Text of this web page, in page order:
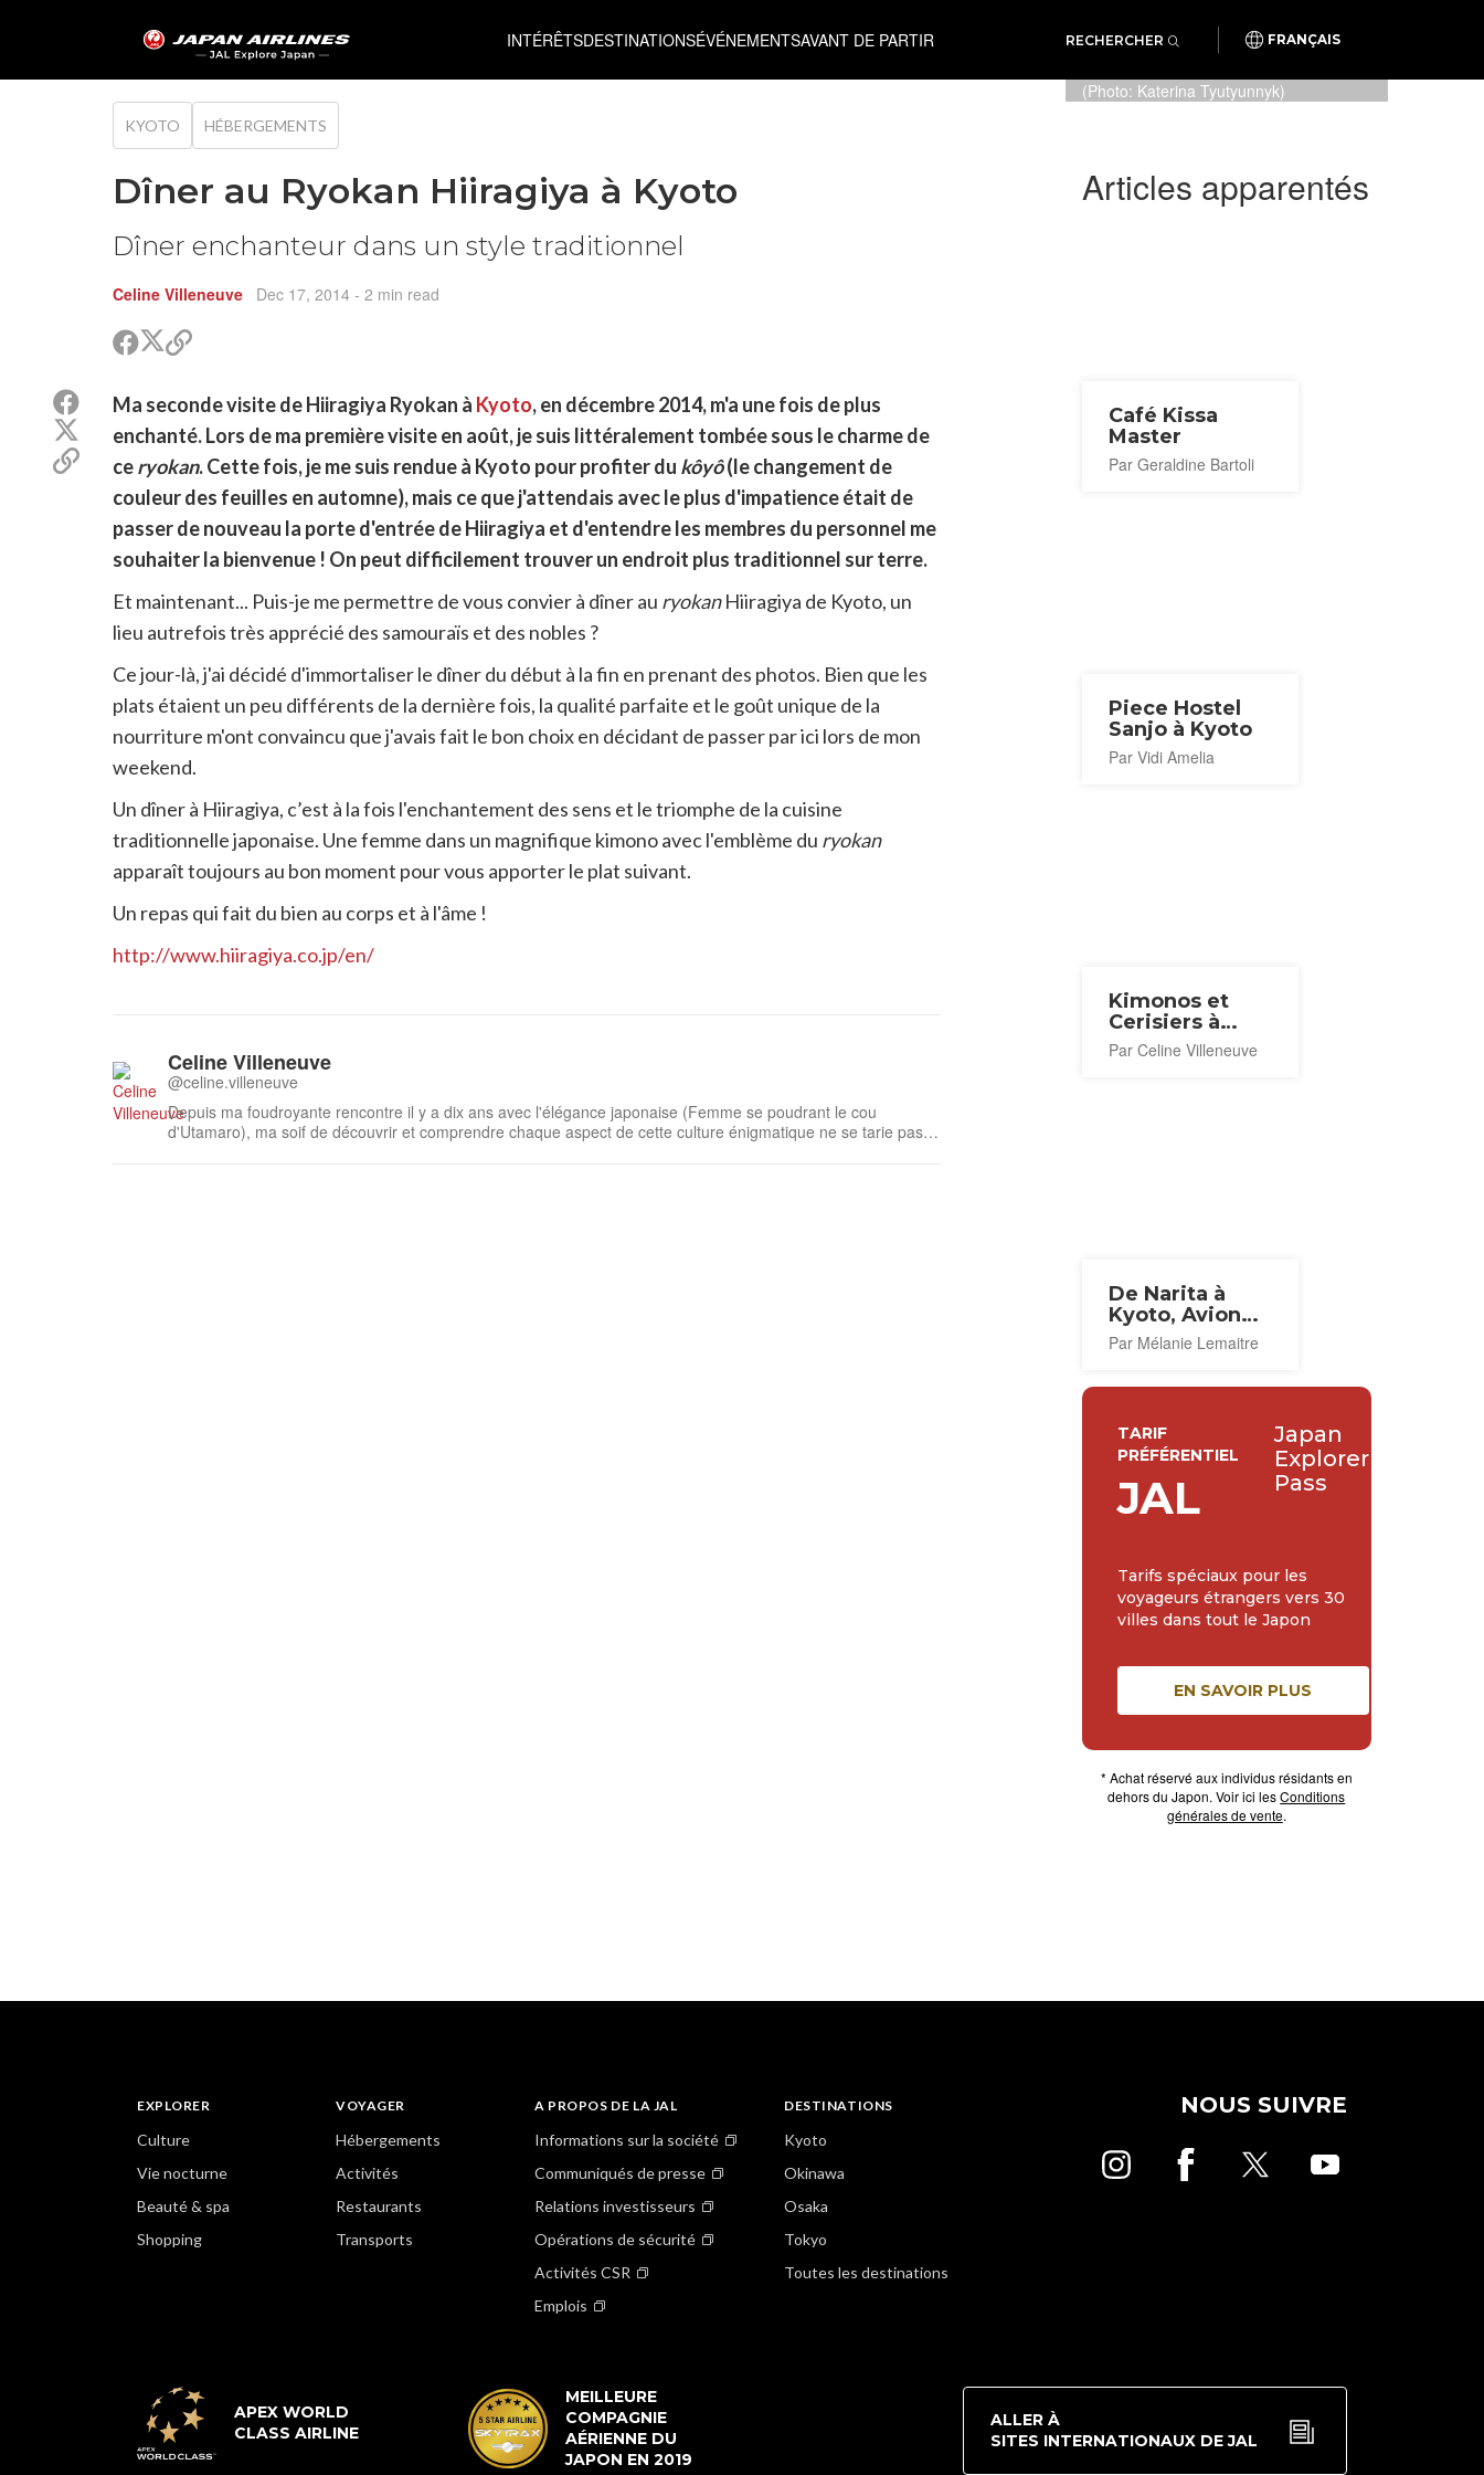
INTÉRÊTSDESTINATIONSÉVÉNEMENTSAVANT DE PARTIR RECHERCHER FRANÇAIS
De plus en plus de plats
(Photo: Katerina Tyutyunnyk)
KYOTO HÉBERGEMENTS
Dîner au Ryokan Hiiragiya à Kyoto
Dîner enchanteur dans un style traditionnel
Celine Villeneuve Dec 17, 2014 - 2 min read
PartagerPartager
sur
Copier
pour
partager
Partager
Facebook
Partager
sur
Twitter
Copier
partager
Ma seconde visite de Hiiragiya Ryokan à Kyoto, en décembre 2014, m'a une fois de plus
enchanté. Lors de ma première visite en août, je suis littéralement tombée sous le charme de
ceryokan. Cette fois, je me suis rendue à Kyoto pour profiter du kôyô(le changement de
couleur des feuilles en automne), mais ce que j'attendais avec le plus d'impatience était de
passer de nouveau la porte d'entrée de Hiiragiya et d'entendre les membres du personnel me
souhaiter la bienvenue ! On peut difficilement trouver un endroit plus traditionnel sur terre.
Et maintenant... Puis-je me permettre de vous convier à dîner au ryokanHiiragiya de Kyoto, un
lieu autrefois très apprécié des samouraïs et des nobles ?
Ce jour-là, j'ai décidé d'immortaliser le dîner du début à la fin en prenant des photos. Bien que les
plats étaient un peu différents de la dernière fois, la qualité parfaite et le goût unique de la
nourriture m'ont convaincu que j'avais fait le bon choix en décidant de passer par ici lors de mon
weekend.
Un dîner à Hiiragiya, c’est à la fois l'enchantement des sens et le triomphe de la cuisine
traditionnelle japonaise. Une femme dans un magnifique kimono avec l'emblème du ryokan
apparaît toujours au bon moment pour vous apporter le plat suivant.
Un repas qui fait du bien au corps et à l'âme !
http://www.hiiragiya.co.jp/en/
Celine Villeneuve
@celine.villeneuve
Depuis ma foudroyante rencontre il y a dix ans avec l'élégance japonaise (Femme se poudrant le cou
d'Utamaro), ma soif de découvrir et comprendre chaque aspect de cette culture énigmatique ne se tarie pas.
Articles apparentés
Café Kissa
Master
Par Geraldine Bartoli
Piece Hostel
Sanjo à Kyoto
Par Vidi Amelia
Kimonos et
Cerisiers à
Kyoto
Par Celine Villeneuve
De Narita à
Kyoto, Avion
ou Train ?
Par Mélanie Lemaitre
TARIF
PRÉFÉRENTIEL
JAL
Japan
Explorer
Pass
Tarifs spéciaux pour les
voyageurs étrangers vers 30
villes dans tout le Japon
EN SAVOIR PLUS
* Achat réservé aux individus résidants en
dehors du Japon. Voir ici lesConditions
générales de vente.
EXPLORER
Culture
Vie nocturne
Beauté & spa
Shopping
VOYAGER
Hébergements
Activités
Restaurants
Transports
A PROPOS DE LA JAL
Informations sur la société
Communiqués de presse
Relations investisseurs
Opérations de sécurité
Activités CSR
Emplois
DESTINATIONS
Kyoto
Okinawa
Osaka
Tokyo
Toutes les destinations
NOUS SUIVRE
APEX WORLD
CLASS AIRLINE
MEILLEURE
COMPAGNIE
AÉRIENNE DU
JAPON EN 2019
ALLER À
SITES INTERNATIONAUX DE JAL